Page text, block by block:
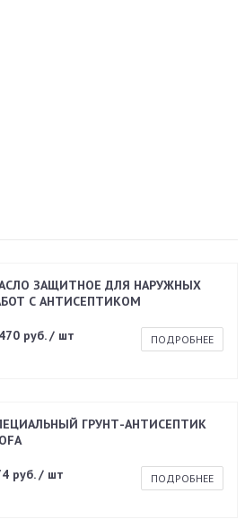
ЗАЩИТНОЕ ДЛЯ НАРУЖНЫХ
С АНТИСЕПТИКОМ
руб. / шт ПОДРОБНЕЕ
ГРУНТ-АНТИСЕПТИК
руб. / шт ПОДРОБНЕЕ